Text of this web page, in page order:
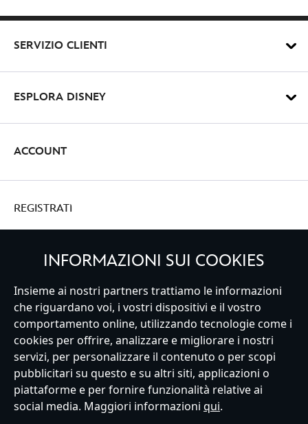
SERVIZIO CLIENTI
ESPLORA DISNEY
ACCOUNT
REGISTRATI
Italy
Servizio Clienti Termini d'Uso Trova Negozio
Mappa del Sito
Normativa Europea sul trattamento dei dati personali
Informativa sulla privacy
Politica dei Cookie
Informativa sulla privacy UE
Termini e Condizioni generali
Gestisci le impostazioni dei Cookies
s172 Statements
INFORMAZIONI SUI COOKIES
Insieme ai nostri partners trattiamo le informazioni
che riguardano voi, i vostri dispositivi e il vostro
comportamento online, utilizzando tecnologie come i
cookies per offrire, analizzare e migliorare i nostri
servizi, per personalizzare il contenuto o per scopi
pubblicitari su questo e su altri siti, applicazioni o
piattaforme e per fornire funzionalità relative ai
social media. Maggiori informazioni qui.